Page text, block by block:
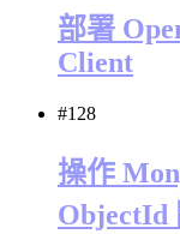
部署
Client
#128
操作
ObjectId